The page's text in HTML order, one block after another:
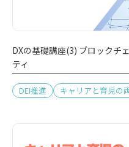
DXの基礎講座(3) ブロックチ
ティ
DEI推進 キャリアと育児の